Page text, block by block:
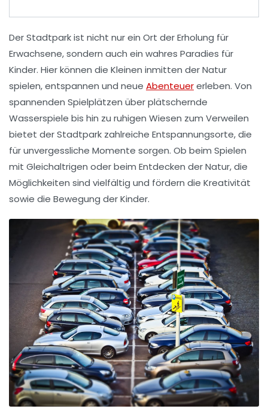
DerStadtparkist nicht nur ein Ort der Erholung für
Erwachsene, sondern auch ein wahres Paradies für
Kinder. Hier können die Kleinen inmitten der Natur
spielen, entspannen und neue Abenteuererleben. Von
spannenden Spielplätzen über plätschernde
Wasserspiele bis hin zu ruhigen Wiesen zum Verweilen
bietet der Stadtpark zahlreiche Entspannungsorte, die
für unvergessliche Momente sorgen. Ob beim Spielen
mit Gleichaltrigen oder beim Entdecken der Natur, die
Möglichkeiten sind vielfältig und fördern die Kreativität
sowie die Bewegung der Kinder.